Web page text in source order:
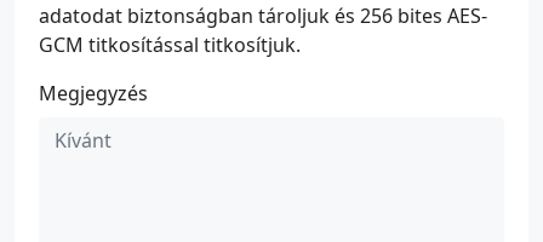
adatodat biztonságban tároljuk és 256 bites AES-
GCM titkosítással titkosítjuk.
Megjegyzés